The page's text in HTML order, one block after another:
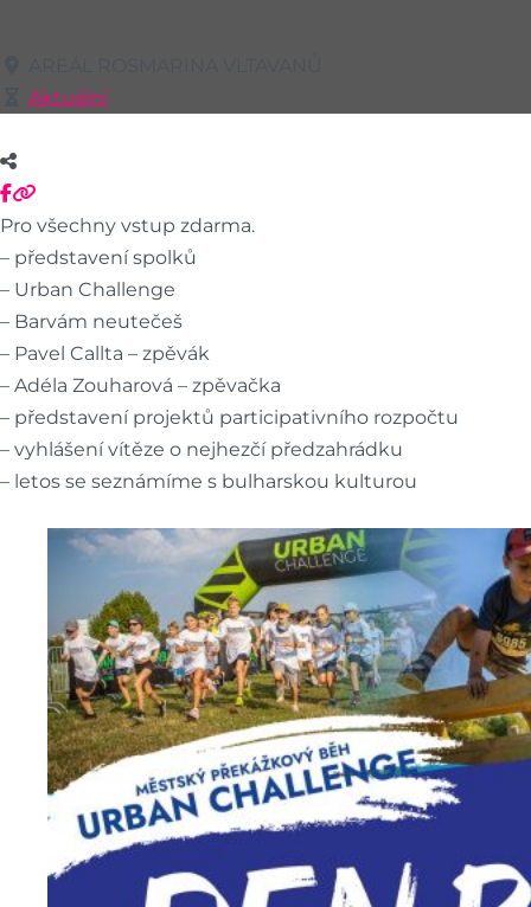
Aktuální
Pro všechny vstup zdarma.
– představení spolků
– Urban Challenge
– Barvám neutečeš
– Pavel Callta – zpěvák
– Adéla Zouharová – zpěvačka
– představení projektů participativního rozpočtu
– vyhlášení vítěze o nejhezčí předzahrádku
– letos se seznámíme s bulharskou kulturou